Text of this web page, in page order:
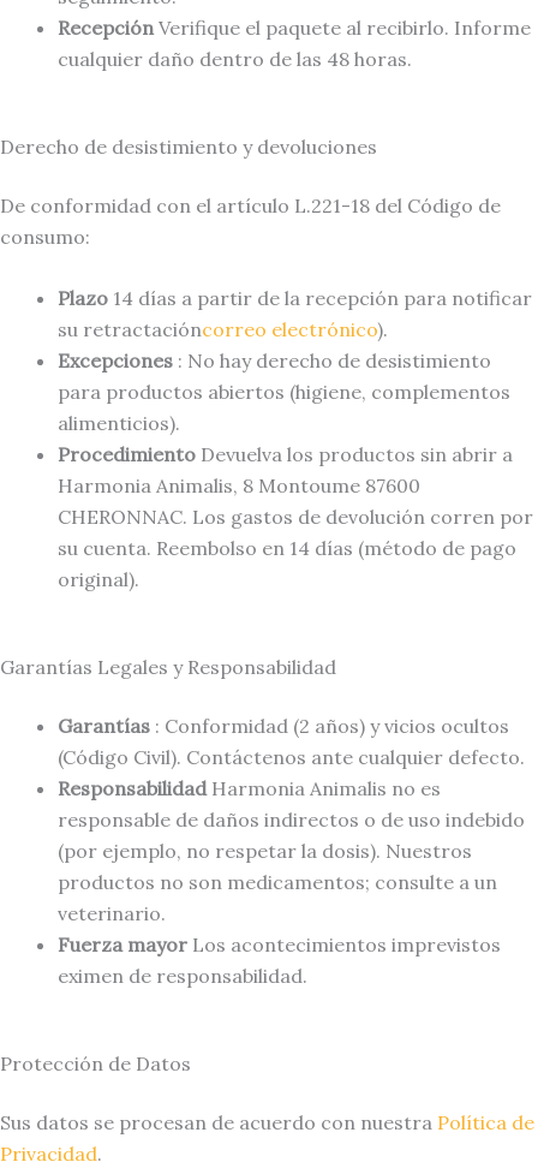
Recepción Verifique el paquete al recibirlo. Informe
cualquier daño dentro de las 48 horas.
Derecho de desistimiento y devoluciones
De conformidad con el artículo L.221-18 del Código de
consumo:
Plazo 14 días a partir de la recepción para notificar
su retractacióncorreo electrónico).
Excepciones : No hay derecho de desistimiento
para productos abiertos (higiene, complementos
alimenticios).
Procedimiento Devuelva los productos sin abrir a
Harmonia Animalis, 8 Montoume 87600
CHERONNAC. Los gastos de devolución corren por
su cuenta. Reembolso en 14 días (método de pago
original).
Garantías Legales y Responsabilidad
Garantías : Conformidad (2 años) y vicios ocultos
(Código Civil). Contáctenos ante cualquier defecto.
ResponsabilidadHarmonia Animalis no es
responsable de daños indirectos o de uso indebido
(por ejemplo, no respetar la dosis). Nuestros
productos no son medicamentos; consulte a un
veterinario.
Fuerza mayor Los acontecimientos imprevistos
eximen de responsabilidad.
Protección de Datos
Sus datos se procesan de acuerdo con nuestra Política de
Privacidad.